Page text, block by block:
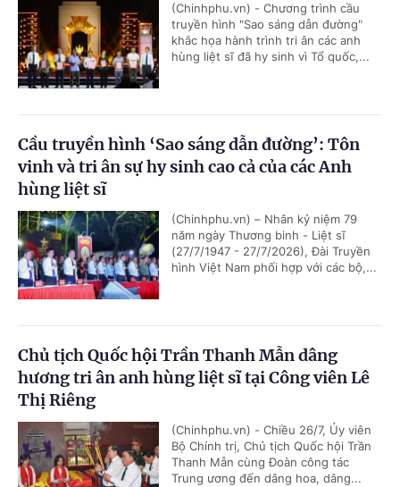
(Chinhphu.vn) - Chương trình cầu
truyền hình "Sao sáng dẫn đường"
khắc họa hành trình tri ân các anh
hùng liệt sĩ đã hy sinh vì Tổ quốc,...
Cầu truyền hình ‘Sao sáng dẫn đường’: Tôn
vinh và tri ân sự hy sinh cao cả của các Anh
hùng liệt sĩ
(Chinhphu.vn) – Nhân kỷ niệm 79
năm ngày Thương binh - Liệt sĩ
(27/7/1947 - 27/7/2026), Đài Truyền
hình Việt Nam phối hợp với các bộ,...
Chủ tịch Quốc hội Trần Thanh Mẫn dâng
hương tri ân anh hùng liệt sĩ tại Công viên Lê
Thị Riêng
(Chinhphu.vn) - Chiều 26/7, Ủy viên
Bộ Chính trị, Chủ tịch Quốc hội Trần
Thanh Mẫn cùng Đoàn công tác
Trung ương đến dâng hoa, dâng...